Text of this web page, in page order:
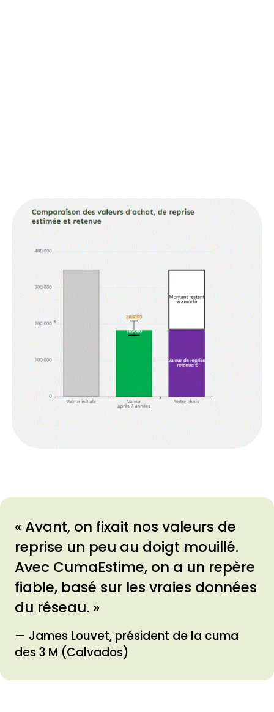
« Avant, on fixait nos valeurs de
reprise un peu au doigt mouillé.
Avec CumaEstime, on a un repère
fiable, basé sur les vraies données
du réseau. »
— James Louvet, président de la cuma
des 3 M (Calvados)